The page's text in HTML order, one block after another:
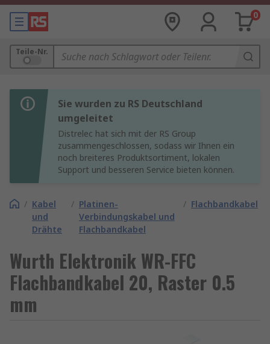
0
Teile-Nr.
Sie wurden zu RS Deutschland
umgeleitet
Distrelec hat sich mit der RS Group
zusammengeschlossen, sodass wir Ihnen ein
noch breiteres Produktsortiment, lokalen
Support und besseren Service bieten können.
/ Kabel
und
Drähte
/ Platinen-
Verbindungskabel und
Flachbandkabel
/ Flachbandkabel
Wurth Elektronik WR-FFC
Flachbandkabel 20, Raster 0.5
mm